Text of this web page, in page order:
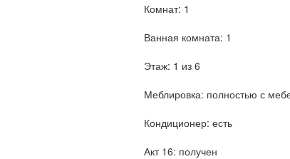
Комнат: 1
Ванная комната: 1
Этаж: 1 из 6
Меблировка: полностью с
Кондиционер: есть
Акт 16: получен